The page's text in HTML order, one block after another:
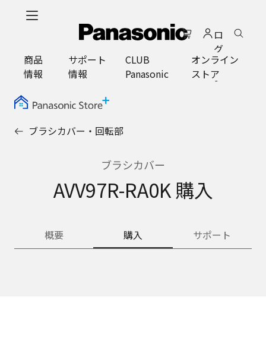
ロ
グ
イ
ン
商品
情報
サポート
情報
CLUB
Panasonic
オンライン
ストア
ブラシカバー・回転部
ブラシカバー
AVV97R-RA0K 購入
概要 購入 サポート